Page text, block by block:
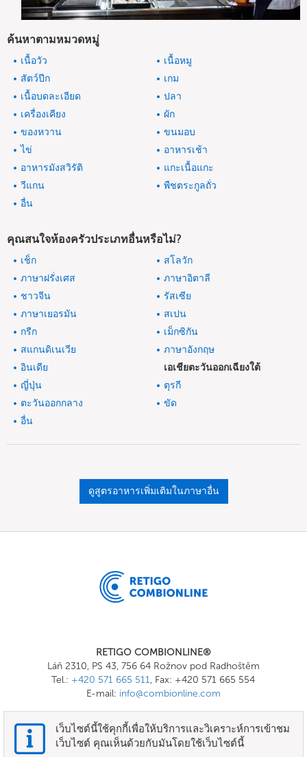
ค้นหาตามหมวดหมู่
เนื้อวัว
เนื้อหมู
สัตว์ปีก
เกม
เนื้อบดละเอียด
ปลา
เครื่องเคียง
ผัก
ของหวาน
ขนมอบ
ไข่
อาหารเช้า
อาหารมังสวิรัติ
แกะเนื้อแกะ
วีแกน
พืชตระกูลถั่ว
อื่น
คุณสนใจห้องครัวประเภทอื่นหรือไม่?
เช็ก
สโลวัก
ภาษาฝรั่งเศส
ภาษาอิตาลี
ชาวจีน
รัสเซีย
ภาษาเยอรมัน
สเปน
กรีก
เม็กซิกัน
สแกนดิเนเวีย
ภาษาอังกฤษ
อินเดีย
เอเชียตะวันออกเฉียงใต้
ญี่ปุ่น
ตุรกี
ตะวันออกกลาง
ขัด
อื่น
ดูสูตรอาหารเพิ่มเติมในภาษาอื่น
RETIGO COMBIONLINE®
Láň 2310, PS 43, 756 64 Rožnov pod Radhoštěm
Tel.: +420 571 665 511, Fax: +420 571 665 554
E-mail: info@combionline.com
OnlineMenu
เว็บไซต์นี้ใช้คุกกี้เพื่อให้บริการและวิเคราะห์การเข้าชม
เว็บไซต์ คุณเห็นด้วยกับมันโดยใช้เว็บไซต์นี้